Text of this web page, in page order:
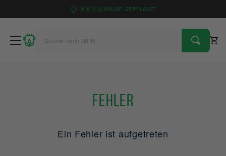
4 9 1 6 BÄUME GEPFLANZT
Fehler
Ein Fehler ist aufgetreten